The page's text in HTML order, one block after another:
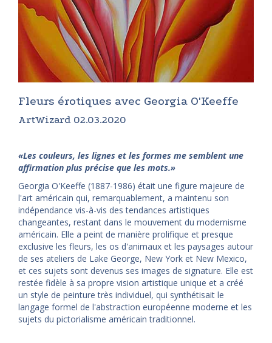
Fleurs érotiques avec Georgia O'Keeffe
ArtWizard 02.03.2020
«Les couleurs, les lignes et les formes me semblent une
affirmation plus précise que les mots.»
Georgia O'Keeffe (1887-1986) était une figure majeure de
l'art américain qui, remarquablement, a maintenu son
indépendance vis-à-vis des tendances artistiques
changeantes, restant dans le mouvement du modernisme
américain. Elle a peint de manière prolifique et presque
exclusive les fleurs, les os d'animaux et les paysages autour
de ses ateliers de Lake George, New York et New Mexico,
et ces sujets sont devenus ses images de signature. Elle est
restée fidèle à sa propre vision artistique unique et a créé
un style de peinture très individuel, qui synthétisait le
langage formel de l'abstraction européenne moderne et les
sujets du pictorialisme américain traditionnel.